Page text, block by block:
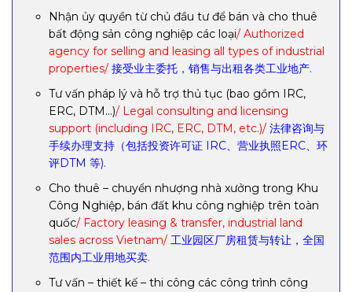
Nhận ủy quyền từ chủ đầu tư để bán và cho thuê
bất động sản công nghiệp các loại/ Authorized
agency for selling and leasing all types of industrial
properties/ 接受业主委托，销售与出租各类工业地产.
Tư vấn pháp lý và hỗ trợ thủ tục (bao gồm IRC,
ERC, DTM…)/ Legal consulting and licensing
support (including IRC, ERC, DTM, etc.)/ 法律咨询与
手续办理支持（包括投资许可证 IRC、营业执照ERC、环
评DTM 等).
Cho thuê – chuyển nhượng nhà xưởng trong Khu
Công Nghiệp, bán đất khu công nghiệp trên toàn
quốc/ Factory leasing & transfer, industrial land
sales across Vietnam/ 工业园区厂房租赁与转让，全国
范围内工业用地买卖.
Tư vấn – thiết kế – thi công các công trình công